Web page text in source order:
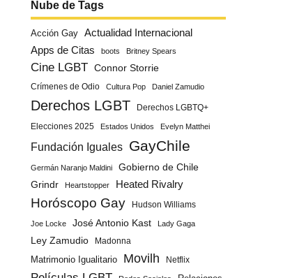
Nube de Tags
Acción Gay
Actualidad Internacional
Apps de Citas
boots Britney Spears
Cine LGBT Connor Storrie
Crímenes de Odio Cultura Pop Daniel Zamudio
Derechos LGBT
Derechos LGBTQ+
Elecciones 2025
Estados Unidos Evelyn Matthei
Fundación Iguales GayChile
Germán Naranjo Maldini
Gobierno de Chile
Grindr
Heartstopper Heated Rivalry
Horóscopo Gay Hudson Williams
Joe Locke José Antonio Kast Lady Gaga
Ley Zamudio Madonna
Matrimonio Igualitario Movilh Netflix